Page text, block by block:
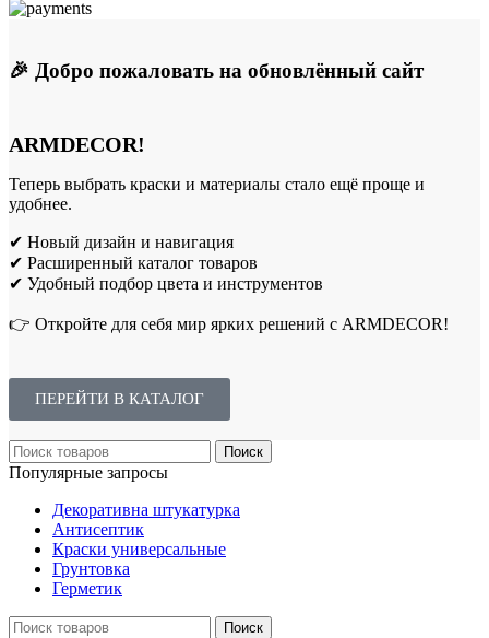
🎉 Добро пожаловать на обновлённый сайт
ARMDECOR!
Теперь выбрать краски и материалы стало ещё проще и
удобнее.
✔ Новый дизайн и навигация
✔ Расширенный каталог товаров
✔ Удобный подбор цвета и инструментов
👉 Откройте для себя мир ярких решений с ARMDECOR!
ПЕРЕЙТИ В КАТАЛОГ
Поиск
Популярные запросы
Декоративна штукатурка
Антисептик
Краски универсальные
Грунтовка
Герметик
Поиск